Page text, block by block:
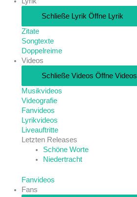
Schließe Lyrik Öffne Lyrik
Zitate
Songtexte
Doppelreime
Videos
Schließe Videos Öffne Videos
Musikvideos
Videografie
Fanvideos
Lyrikvideos
Liveauftritte
Letzten Releases
Schöne Worte
Niedertracht
Fanvideos
Fans